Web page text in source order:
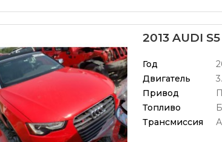
2013 AUDI
Год
Двигатель
Привод
Топливо
Трансмиссия